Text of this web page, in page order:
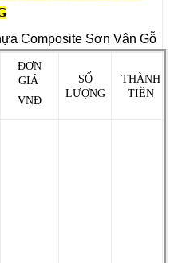
Composite Sơn Vân Gỗ
ĐƠN
GIÁ
VNĐ
SỐ
LƯỢNG
THÀNH
TIỀN